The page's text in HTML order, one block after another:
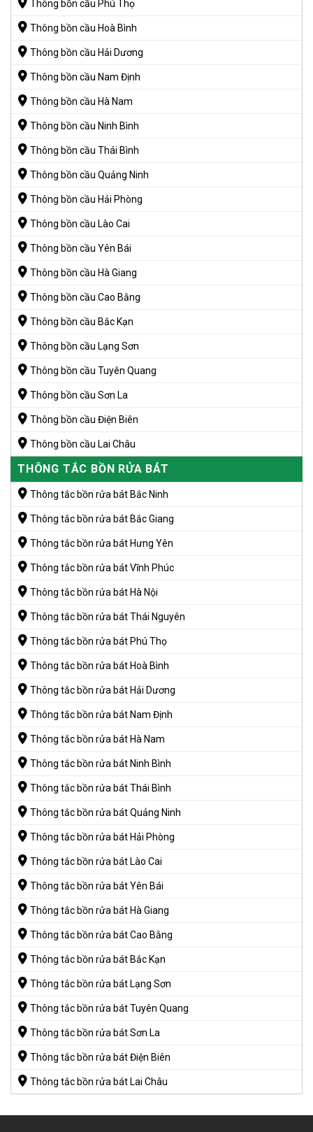
Thông bồn cầu Phú Thọ
Thông bồn cầu Hoà Bình
Thông bồn cầu Hải Dương
Thông bồn cầu Nam Định
Thông bồn cầu Hà Nam
Thông bồn cầu Ninh Bình
Thông bồn cầu Thái Bình
Thông bồn cầu Quảng Ninh
Thông bồn cầu Hải Phòng
Thông bồn cầu Lào Cai
Thông bồn cầu Yên Bái
Thông bồn cầu Hà Giang
Thông bồn cầu Cao Bằng
Thông bồn cầu Bắc Kạn
Thông bồn cầu Lạng Sơn
Thông bồn cầu Tuyên Quang
Thông bồn cầu Sơn La
Thông bồn cầu Điện Biên
Thông bồn cầu Lai Châu
THÔNG TẮC BỒN RỬA BÁT
Thông tắc bồn rửa bát Bắc Ninh
Thông tắc bồn rửa bát Bắc Giang
Thông tắc bồn rửa bát Hưng Yên
Thông tắc bồn rửa bát Vĩnh Phúc
Thông tắc bồn rửa bát Hà Nội
Thông tắc bồn rửa bát Thái Nguyên
Thông tắc bồn rửa bát Phú Thọ
Thông tắc bồn rửa bát Hoà Bình
Thông tắc bồn rửa bát Hải Dương
Thông tắc bồn rửa bát Nam Định
Thông tắc bồn rửa bát Hà Nam
Thông tắc bồn rửa bát Ninh Bình
Thông tắc bồn rửa bát Thái Bình
Thông tắc bồn rửa bát Quảng Ninh
Thông tắc bồn rửa bát Hải Phòng
Thông tắc bồn rửa bát Lào Cai
Thông tắc bồn rửa bát Yên Bái
Thông tắc bồn rửa bát Hà Giang
Thông tắc bồn rửa bát Cao Bằng
Thông tắc bồn rửa bát Bắc Kạn
Thông tắc bồn rửa bát Lạng Sơn
Thông tắc bồn rửa bát Tuyên Quang
Thông tắc bồn rửa bát Sơn La
Thông tắc bồn rửa bát Điện Biên
Thông tắc bồn rửa bát Lai Châu